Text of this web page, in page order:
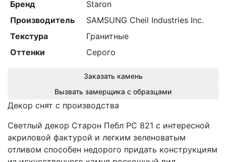
Бренд
Staron
Производитель
SAMSUNG Cheil Industries Inc.
Текстура
Гранитные
Оттенки
Серого
Заказать камень
Вызвать замерщика с образцами
Декор снят с производства
Светлый декор Cтарон Пебл PC 821 с интересной
акриловой фактурой и легким зеленоватым
отливом способен недорого придать конструкциям